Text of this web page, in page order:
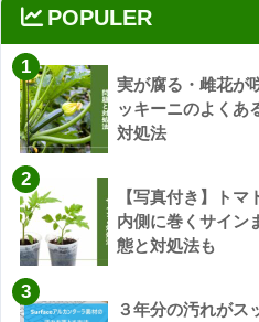
POPULER
1
実が腐る・雌花が
ッキーニのよくあ
対処法
2
【写真付き】トマ
内側に巻くサイン
態と対処法も
3
３年分の汚れがス